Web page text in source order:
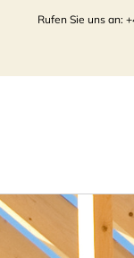
Rufen Sie uns an: